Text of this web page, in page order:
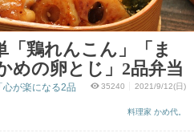
「鶏れんこん」「ま
めの卵とじ」2品弁当
35240 2021/9/12(日)
料理家 かめ代。
が楽になる2品